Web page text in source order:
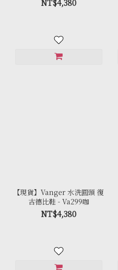
NT$4,380
【現貨】Vanger 水洗圓頭 復
古德比鞋 - Va299咖
NT$4,380